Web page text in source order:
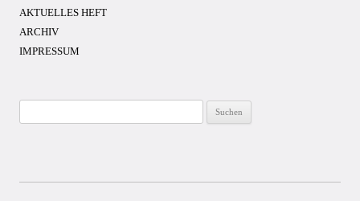
AKTUELLES HEFT
ARCHIV
IMPRESSUM
nach: